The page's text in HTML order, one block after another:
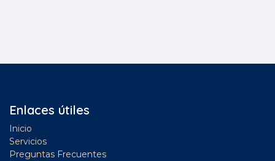
Enlaces útiles
Inicio
Servicios
Preguntas Frecuentes